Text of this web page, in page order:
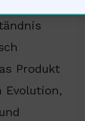
Produkt
Evolution,